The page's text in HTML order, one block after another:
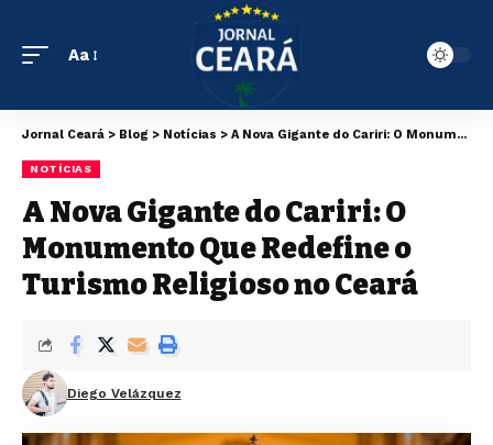
Aa
Jornal Ceará > Blog > Notícias > A Nova Gigante do Cariri: O Monumento Que Redefine o Turismo Religioso no Ceará
NOTÍCIAS
A Nova Gigante do Cariri: O
Monumento Que Redefine o
Turismo Religioso no Ceará
Diego Velázquez